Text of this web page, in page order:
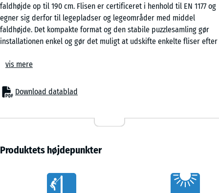
faldhøjde op til 190 cm. Flisen er certificeret i henhold til EN 1177 og
egner sig derfor til legepladser og legeområder med middel
faldhøjde. Det kompakte format og den stabile puzzlesamling gør
installationen enkel og gør det muligt at udskifte enkelte fliser efter
Anvendelsesområder
beskyttelse ved faldhøjder op til 190 cm. Typiske anvendelser er
legeredskaber med middel til større opbygningshøjde, for
rutsjebaner eller omfattende legeredskaber på skolegårde og
Opbygning og materiale
Faldsikringsflisen består af PU-bundet ELT-gummigranulat. ELT står
genanvendte bildæk. Til sorte fliser anvendes et farveløst
vis mere
Download datablad
Produktets højdepunkter